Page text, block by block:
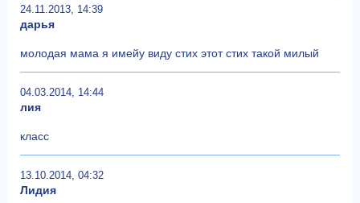
24.11.2013, 14:39
дарья
молодая мама я имейу виду стих этот стих такой милый
04.03.2014, 14:44
лия
класс
13.10.2014, 04:32
Лидия